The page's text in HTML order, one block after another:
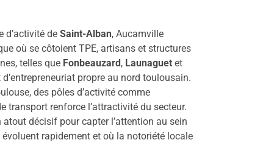
d’activité de Saint-Alban, Aucamville
où se côtoient TPE, artisans et structures
telles que Fonbeauzard, Launaguet et
propre au nord toulousain.
des pôles d’activité comme
transport renforce l’attractivité du secteur.
atout décisif pour capter l’attention au sein
rapidement et où la notoriété locale